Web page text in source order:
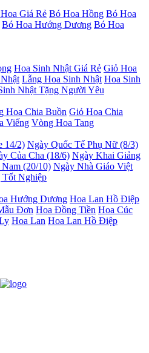
Giá Rẻ Bó Hoa Hồng Bó Hoa
Bó Hoa Hướng Dương Bó Hoa
Hoa Sinh Nhật Giá Rẻ Giỏ Hoa
Lẵng Hoa Sinh Nhật Hoa Sinh
Nhật Tặng Người Yêu
Hoa Chia Buồn Giỏ Hoa Chia
Viếng Vòng Hoa Tang
14/2) Ngày Quốc Tế Phụ Nữ (8/3)
Của Cha (18/6) Ngày Khai Giảng
(20/10) Ngày Nhà Giáo Việt
Nghiệp
Hướng Dương Hoa Lan Hồ Điệp
Đơn Hoa Đồng Tiền Hoa Cúc
Hoa Lan Hoa Lan Hồ Điệp